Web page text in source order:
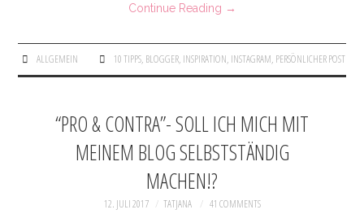
Continue Reading →
ALLGEMEIN 10 TIPPS, BLOGGER, INSPIRATION, INSTAGRAM, PERSÖNLICHER POST
“PRO & CONTRA”- SOLL ICH MICH MIT
MEINEM BLOG SELBSTSTÄNDIG
MACHEN!?
12. JULI 2017 TATJANA 41 COMMENTS